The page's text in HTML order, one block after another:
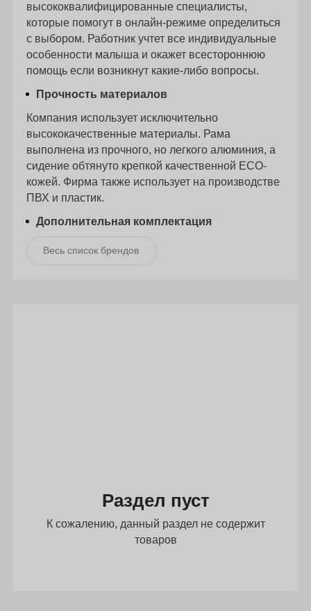
высококвалифицированные специалисты,
которые помогут в онлайн-режиме определиться
с выбором. Работник учтет все индивидуальные
особенности малыша и окажет всестороннюю
помощь если возникнут какие-либо вопросы.
Прочность материалов
Компания использует исключительно
высококачественные материалы. Рама
выполнена из прочного, но легкого алюминия, а
сидение обтянуто крепкой качественной ECO-
кожей. Фирма также использует на производстве
ПВХ и пластик.
Дополнительная комплектация
Весь список брендов
Раздел пуст
К сожалению, данный раздел не содержит
товаров